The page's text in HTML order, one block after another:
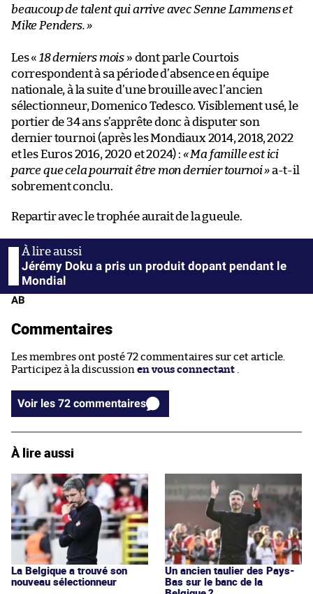
beaucoup de talent qui arrive avec Senne Lammens et
Mike Penders.»
Les « 18 derniers mois » dont parle Courtois
correspondent à sa période d’absence en équipe
nationale, à la suite d’une brouille avec l’ancien
sélectionneur, Domenico Tedesco. Visiblement usé, le
portier de 34 ans s’apprête donc à disputer son
dernier tournoi (après les Mondiaux 2014, 2018, 2022
et les Euros 2016, 2020 et 2024) : « Ma famille est ici
parce que cela pourrait être mon dernier tournoi »a-t-il
sobrement conclu.
Repartir avec le trophée aurait de la gueule.
Jérémy Doku a pris un produit dopant pendant le
Mondial
AB
Commentaires
Les membres ont posté 72 commentaires sur cet article.
Participez à la discussion en vous connectant
Voir les 72 commentaires
À lire aussi
La Belgique a trouvé son
nouveau sélectionneur
Un ancien taulier des Pays-
Bas sur le banc de la